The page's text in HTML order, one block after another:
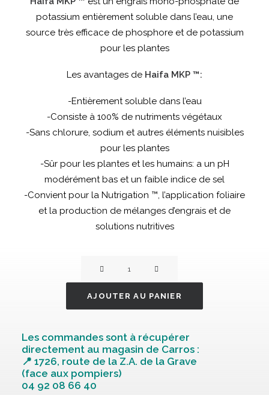
potassium entièrement soluble dans l’eau, une
source très efficace de phosphore et de potassium
pour les plantes
Les avantages de Haifa MKP ™:
-Entièrement soluble dans l’eau
-Consiste à 100% de nutriments végétaux
-Sans chlorure, sodium et autres éléments nuisibles
pour les plantes
-Sûr pour les plantes et les humains: a un pH
modérément bas et un faible indice de sel
-Convient pour la Nutrigation ™, l’application foliaire
et la production de mélanges d’engrais et de
solutions nutritives
quantité
PHOSPHATE
MONOPOTAS.MKP
AJOUTER AU PANIER
Les commandes sont à récupérer
directement au magasin de Carros :
📍 1726, route de la Z.A. de la Grave
(face aux pompiers)
04 92 08 66 40